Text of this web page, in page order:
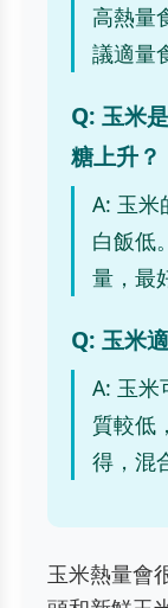
高熱量
議適量
Q: 玉米
糖上升？
A: 玉米
白飯低
量，最
Q: 玉米
A: 玉米
質較低
得，混
玉米熱量會